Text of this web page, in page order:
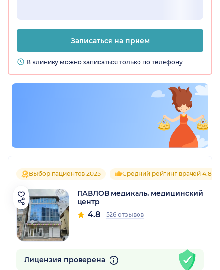
Записаться на прием
В клинику можно записаться только по телефону
Выбор пациентов 2025 Средний рейтинг врачей 4.8
ПАВЛОВ медикаль, медицинский
центр
4.8 526 отзывов
Лицензия проверена